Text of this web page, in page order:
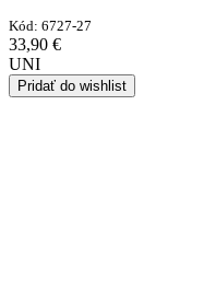
Kód: 6727-27
33,90 €
UNI
Pridať do wishlist